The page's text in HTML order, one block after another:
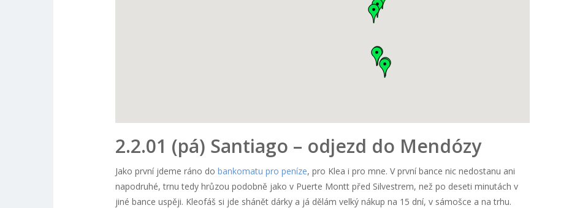
2.2.01 (pá) Santiago – odjezd do Mendózy
Jako první jdeme ráno do bankomatu pro peníze, pro Klea i pro mne. V první bance nic nedostanu ani
napodruhé, trnu tedy hrůzou podobně jako v Puerte Montt před Silvestrem, než po deseti minutách v
jiné bance uspěji. Kleofáš si jde shánět dárky a já dělám velký nákup na 15 dní, v sámošce a na trhu.